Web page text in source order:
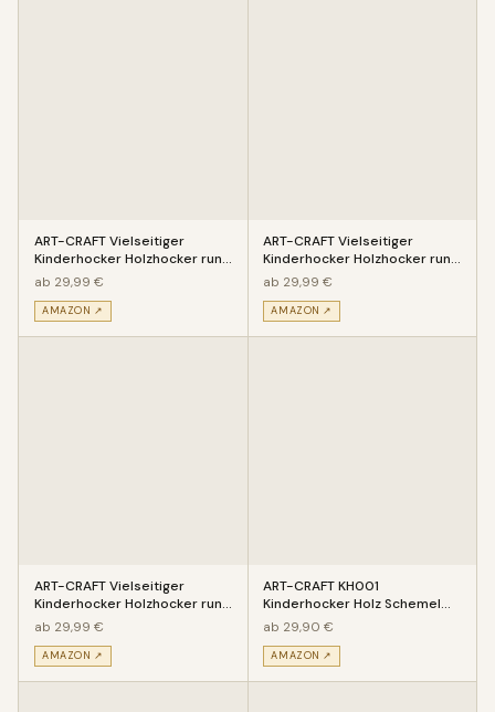
ART-CRAFT Vielseitiger
Kinderhocker Holzhocker rund
aus Massivholz Tiermotiv Ele
ab 29,99 €
AMAZON ↗
ART-CRAFT Vielseitiger
Kinderhocker Holzhocker rund
aus Massivholz Motiv Flugzeu
ab 29,99 €
AMAZON ↗
ART-CRAFT Vielseitiger
Kinderhocker Holzhocker rund
aus Massivholz Tiermotiv Ein
ab 29,99 €
AMAZON ↗
ART-CRAFT KH001
Kinderhocker Holz Schemel
mit verschiedenen Motiven
ab 29,90 €
AMAZON ↗